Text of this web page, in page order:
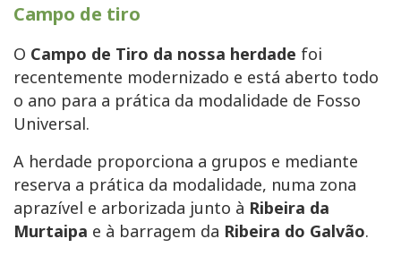
Campo de tiro
O Campo de Tiro da nossa herdade foi
recentemente modernizado e está aberto todo
o ano para a prática da modalidade de Fosso
Universal.
A herdade proporciona a grupos e mediante
reserva a prática da modalidade, numa zona
aprazível e arborizada junto à Ribeira da
Murtaipa e à barragem da Ribeira do Galvão.